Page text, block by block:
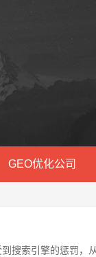
GEO优化公司
搜索引擎的惩罚，